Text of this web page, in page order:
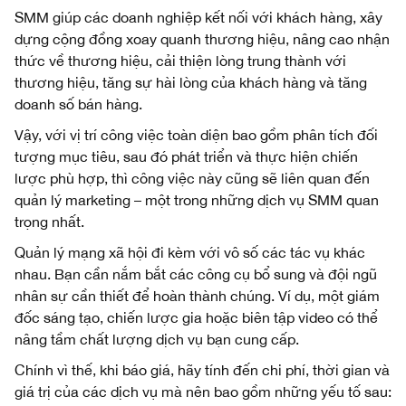
SMM giúp các doanh nghiệp kết nối với khách hàng, xây
dựng cộng đồng xoay quanh thương hiệu, nâng cao nhận
thức về thương hiệu, cải thiện lòng trung thành với
thương hiệu, tăng sự hài lòng của khách hàng và tăng
doanh số bán hàng.
Vậy, với vị trí công việc toàn diện bao gồm phân tích đối
tượng mục tiêu, sau đó phát triển và thực hiện chiến
lược phù hợp, thì công việc này cũng sẽ liên quan đến
quản lý marketing – một trong những dịch vụ SMM quan
trọng nhất.
Quản lý mạng xã hội đi kèm với vô số các tác vụ khác
nhau. Bạn cần nắm bắt các công cụ bổ sung và đội ngũ
nhân sự cần thiết để hoàn thành chúng. Ví dụ, một giám
đốc sáng tạo, chiến lược gia hoặc biên tập video có thể
nâng tầm chất lượng dịch vụ bạn cung cấp.
Chính vì thế, khi báo giá, hãy tính đến chi phí, thời gian và
giá trị của các dịch vụ mà nên bao gồm những yếu tố sau: